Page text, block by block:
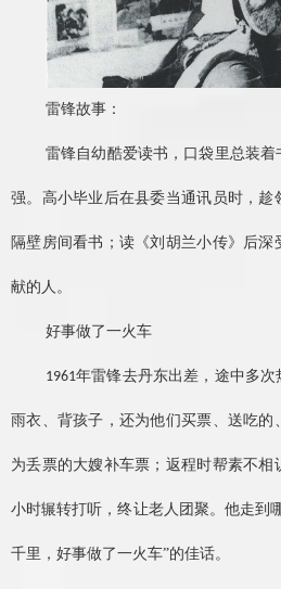
雷锋故事：
雷锋自幼酷爱读书，口袋里总装
强。高小毕业后在县委当通讯员时，
隔壁房间看书；读《刘胡兰小传》后
献的人。
好事做了一火车
1961年雷锋去丹东出差，途中多
雨衣、背孩子，还为他们买票、送吃
为丢票的大嫂补车票；返程时帮素不相
小时辗转打听，终让老人团聚。他走到
千里，好事做了一火车”的佳话。